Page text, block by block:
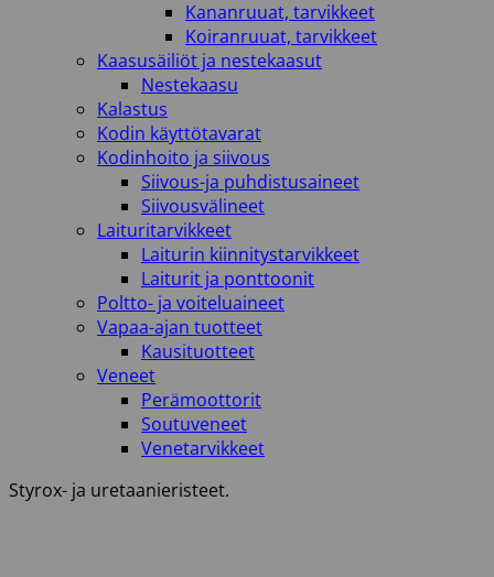
Kananruuat, tarvikkeet
Koiranruuat, tarvikkeet
Kaasusäiliöt ja nestekaasut
Nestekaasu
Kalastus
Kodin käyttötavarat
Kodinhoito ja siivous
Siivous-ja puhdistusaineet
Siivousvälineet
Laituritarvikkeet
Laiturin kiinnitystarvikkeet
Laiturit ja ponttoonit
Poltto- ja voiteluaineet
Vapaa-ajan tuotteet
Kausituotteet
Veneet
Perämoottorit
Soutuveneet
Venetarvikkeet
Styrox- ja uretaanieristeet.